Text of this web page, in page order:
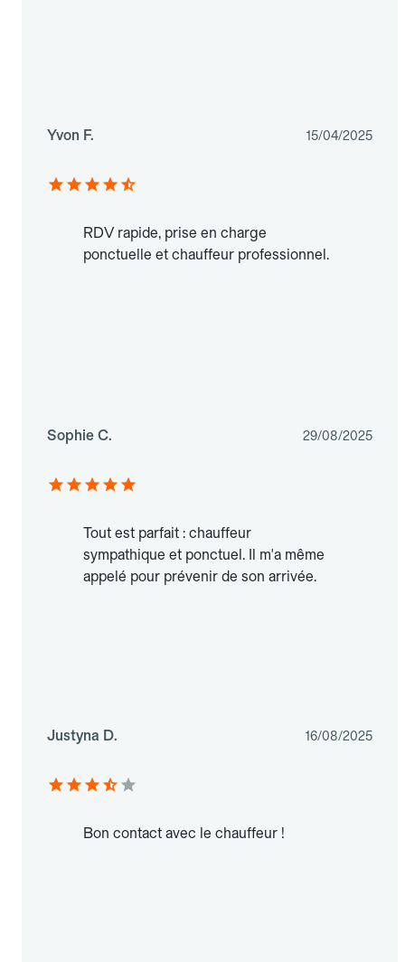
Yvon F. 15/04/2025
RDV rapide, prise en charge
ponctuelle et chauffeur professionnel.
Sophie C. 29/08/2025
Tout est parfait : chauffeur
sympathique et ponctuel. Il m'a même
appelé pour prévenir de son arrivée.
Justyna D. 16/08/2025
Bon contact avec le chauffeur !